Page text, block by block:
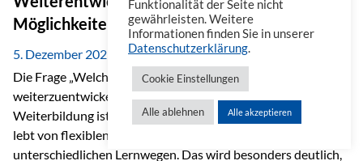
Kompetenz.
Möglichkeiten es gibt
5. Dezember 2025
Die Frage „Welche Möglichkeiten gibt es, sich
weiterzuentwickeln?“ lässt sich heute vielseitig beantworten.
Weiterbildung ist längst kein starrer Prozess mehr, sondern
lebt von flexiblen Formaten, individuellen Bedürfnissen und
unterschiedlichen Lernwegen. Das wird besonders deutlich,
Funktionalität der Seite nicht
gewährleisten. Weitere
Informationen finden Sie in unserer
Datenschutzerklärung.
Cookie Einstellungen
Alle ablehnen Alle akzeptieren